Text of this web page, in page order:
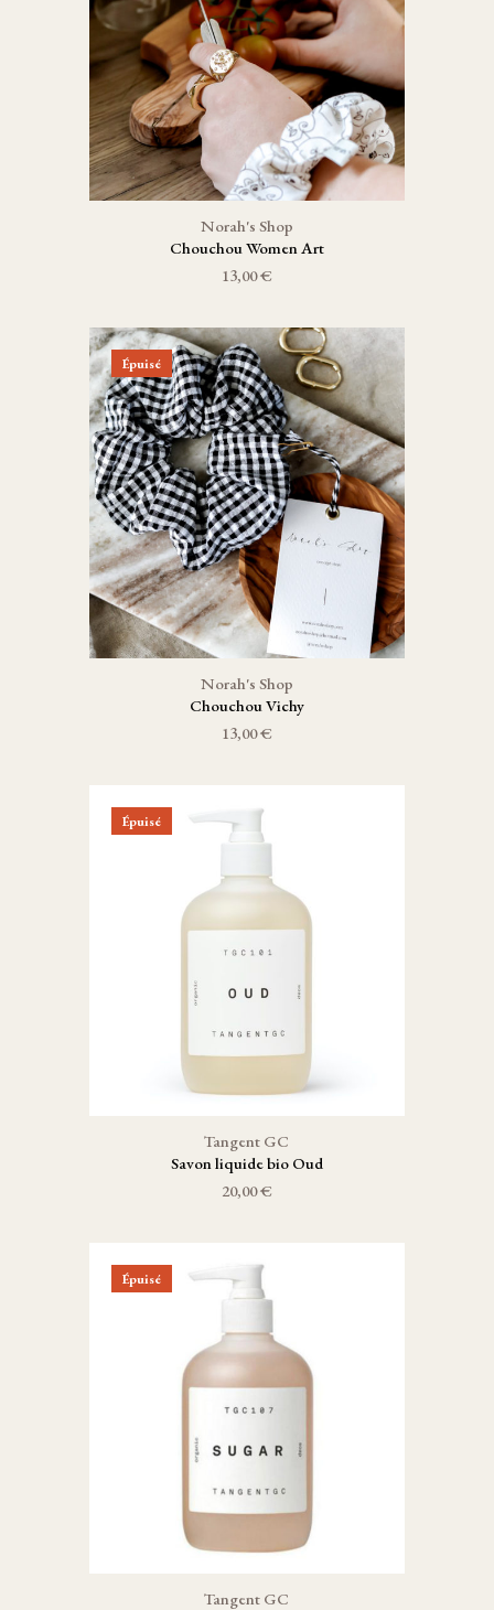
Norah's Shop
Chouchou Women Art
13,00 €
Épuisé
Norah's Shop
Chouchou Vichy
13,00 €
Épuisé
Tangent GC
Savon liquide bio Oud
20,00 €
Épuisé
Tangent GC